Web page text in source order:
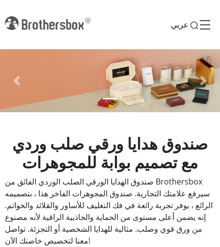
عربي
Previous Next
صندوق هدايا ورقي صلب وردي
مع تصميم بوابة للمجوهرات
صندوق الهدايا الورقي الصلب الوردي الفائق من Brothersbox
سيرفع علامتك التجارية. صندوق المجوهرات الفاخر هذا ، بتصميمه
الرائع ، يوفر تجربة رائعة في فك التغليف للأساور والقلائد والخواتم.
إنه يضمن أعلى مستوى من الحماية والجاذبية الراقية لأنه مصنوع
من ورق قوي وصلب. مثالية للهدايا الشخصية أو التجزئة. تواصل
معنا لتخصيص خاصتك الآن!